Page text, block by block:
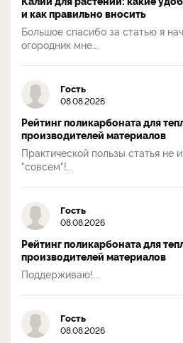
и как правильно вносить
Большое спасибо за статью я
огородник мне...
Гость
08.08.2026
Рейтинг поликарбоната для
производителей материалов
Практической пользы статья не
"совсем"!...
Гость
08.08.2026
Рейтинг поликарбоната для
производителей материалов
Поддерживаю!...
Гость
08.08.2026